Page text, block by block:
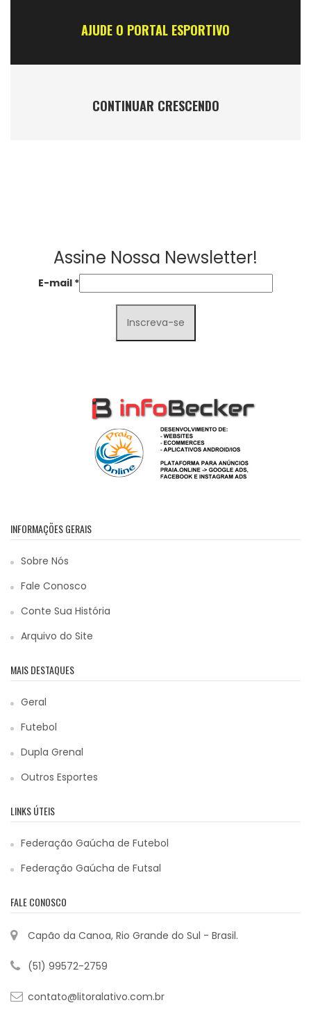
AJUDE O PORTAL ESPORTIVO
CONTINUAR CRESCENDO
Assine Nossa Newsletter!
E-mail *
INFORMAÇÕES GERAIS
Sobre Nós
Fale Conosco
Conte Sua História
Arquivo do Site
MAIS DESTAQUES
Geral
Futebol
Dupla Grenal
Outros Esportes
LINKS ÚTEIS
Federação Gaúcha de Futebol
Federação Gaúcha de Futsal
FALE CONOSCO
Capão da Canoa, Rio Grande do Sul - Brasil.
(51) 99572-2759
contato@litoralativo.com.br